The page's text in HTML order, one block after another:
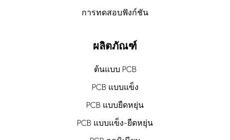
การทดสอบฟังก์ชัน
ผลิตภัณฑ์
ต้นแบบ PCB
PCB แบบแข็ง
PCB แบบยืดหยุ่น
PCB แบบแข็ง-ยืดหยุ่น